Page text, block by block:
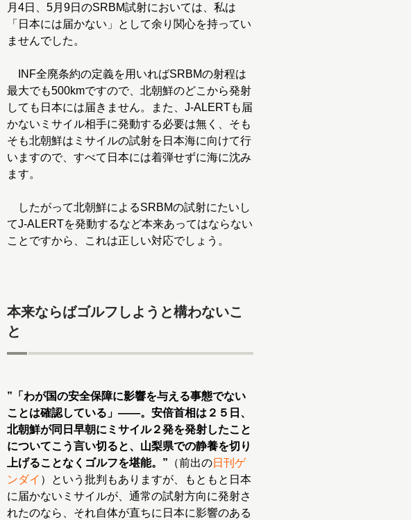
月4日、5月9日のSRBM試射においては、私は
「日本には届かない」として余り関心を持ってい
ませんでした。
INF全廃条約の定義を用いればSRBMの射程は
最大でも500kmですので、北朝鮮のどこから発射
しても日本には届きません。また、J-ALERTも届
かないミサイル相手に発動する必要は無く、そも
そも北朝鮮はミサイルの試射を日本海に向けて行
いますので、すべて日本には着弾せずに海に沈み
ます。
したがって北朝鮮によるSRBMの試射にたいし
てJ-ALERTを発動するなど本来あってはならない
ことですから、これは正しい対応でしょう。
本来ならばゴルフしようと構わないこ
と
”「わが国の安全保障に影響を与える事態でない
ことは確認している」――。安倍首相は２５日、
北朝鮮が同日早朝にミサイル２発を発射したこと
についてこう言い切ると、山梨県での静養を切り
上げることなくゴルフを堪能。” （前出の日刊ゲ
ンダイ ）という批判もありますが、もともと日本
に届かないミサイルが、通常の試射方向に発射さ
れたのなら、それ自体が直ちに日本に影響のある